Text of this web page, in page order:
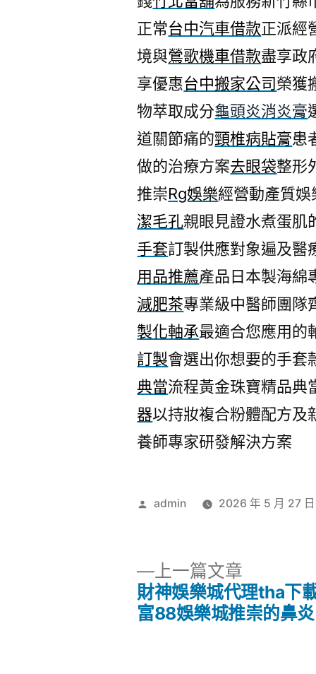
正常台中汽車借款正派經
境與鶯歌機車借款盡享政
享優惠台中搬家公司榮獲
物萃取成分龜頭炎消炎膏
道關節痛的頸椎病貼膏患
做的治療方案去眼袋整形
推崇Rg娛樂經營動產質
潔毛孔親眼見證水煮蛋肌
手套訂製供應對象遍及醫
用品推薦產品日本製海綿
減肥茶專業級中醫師團隊
製化軸承最適合您應用的
訂製會選出你想要的手套
典當流程黃金珠寶精品典
器以持妝複合粉體配方及
養師專家研發解決方案
作
admin 2026 年 5 月 27 日
上一篇文章
一
篇
財神娛樂城代理tha下
富88娛樂城推崇的鼻